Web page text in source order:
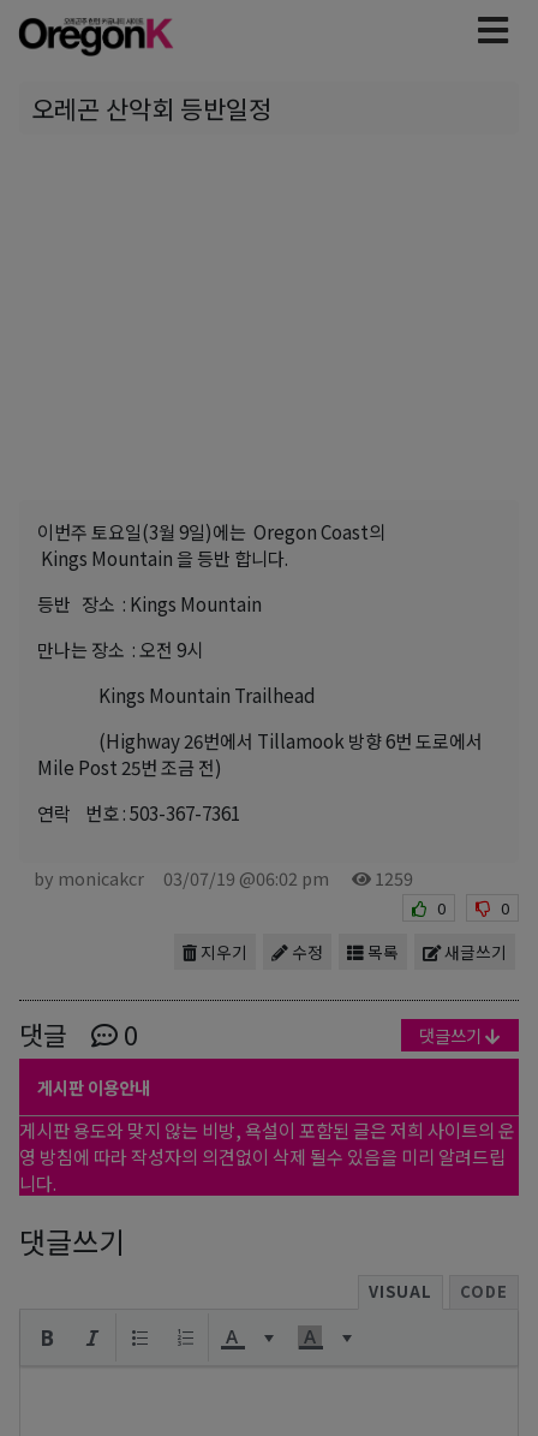
오레곤 산악회 등반일정
이번주 토요일(3월 9일)에는 Oregon Coast의
Kings Mountain 을 등반 합니다.
등반 장소 : Kings Mountain
만나는 장소 : 오전 9시
Kings Mountain Trailhead
(Highway 26번에서 Tillamook 방향 6번 도로에서
Mile Post 25번 조금 전)
연락 번호 : 503-367-7361
by monicakcr 03/07/19 @06:02 pm 1259
0 0
새글쓰기
목록
수정
지우기
댓글 0 댓글쓰기
게시판 이용안내
게시판 용도와 맞지 않는 비방, 욕설이 포함된 글은 저희 사이트의 운
영 방침에 따라 작성자의 의견없이 삭제 될수 있음을 미리 알려드립
니다.
댓글쓰기
VISUAL CODE